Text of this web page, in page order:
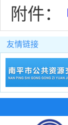
附件：
友情链接